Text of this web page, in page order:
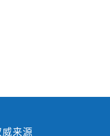
威来源